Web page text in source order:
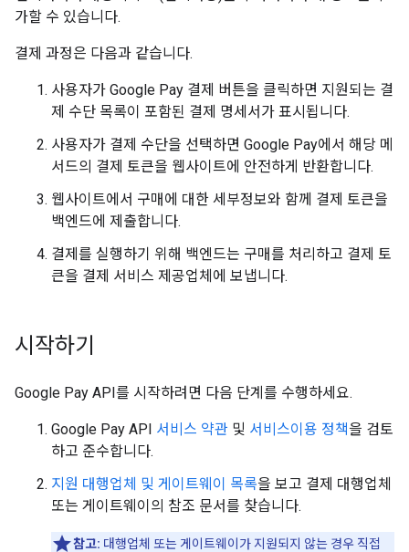
가할 수 있습니다.
결제 과정은 다음과 같습니다.
사용자가 Google Pay 결제 버튼을 클릭하면 지원되는 결
제 수단 목록이 포함된 결제 명세서가 표시됩니다.
사용자가 결제 수단을 선택하면 Google Pay에서 해당 메
서드의 결제 토큰을 웹사이트에 안전하게 반환합니다.
웹사이트에서 구매에 대한 세부정보와 함께 결제 토큰을
백엔드에 제출합니다.
결제를 실행하기 위해 백엔드는 구매를 처리하고 결제 토
큰을 결제 서비스 제공업체에 보냅니다.
시작하기
Google Pay API를 시작하려면 다음 단계를 수행하세요.
Google Pay API 서비스 약관 및 서비스이용 정책 을 검토
하고 준수합니다.
지원 대행업체 및 게이트웨이 목록을 보고 결제 대행업체
또는 게이트웨이의 참조 문서를 찾습니다.
참고: 대행업체 또는 게이트웨이가 지원되지 않는 경우 직접